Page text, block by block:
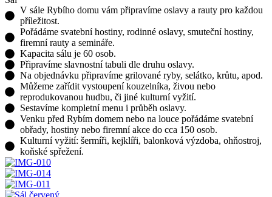
V sále Rybího domu vám připravíme oslavy a rauty pro každou
příležitost.
Pořádáme svatební hostiny, rodinné oslavy, smuteční hostiny,
firemní rauty a semináře.
Kapacita sálu je 60 osob.
Připravíme slavnostní tabuli dle druhu oslavy.
Na objednávku připravíme grilované ryby, selátko, krůtu, apod.
Můžeme zařídit vystoupení kouzelníka, živou nebo
reprodukovanou hudbu, či jiné kulturní vyžití.
Sestavíme kompletní menu i průběh oslavy.
Venku před Rybím domem nebo na louce pořádáme svatební
obřady, hostiny nebo firemní akce do cca 150 osob.
Kulturní vyžití: šermíři, kejklíři, balonková výzdoba, ohňostroj,
koňské spřežení.